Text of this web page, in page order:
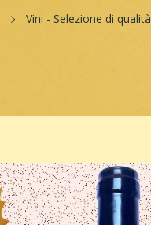
Vini - Selezione di qualità